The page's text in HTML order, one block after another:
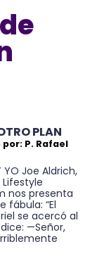
PLAN
P. Rafael
YO Joe Aldrich,
nos presenta
fábula: “El
se acercó al
—Señor,